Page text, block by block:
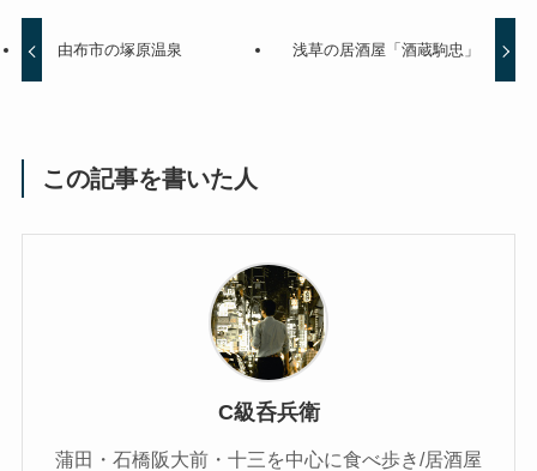
由布市の塚原温泉 浅草の居酒屋「酒蔵駒忠」
この記事を書いた人
C級呑兵衛
蒲田・石橋阪大前・十三を中心に食べ歩き/居酒屋